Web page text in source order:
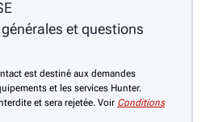
et questions
est destiné aux demandes
et les services Hunter.
et sera rejetée. Voir Conditions